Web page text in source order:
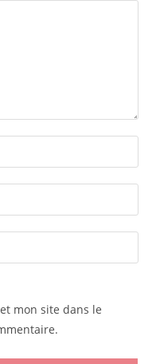
mon site dans le